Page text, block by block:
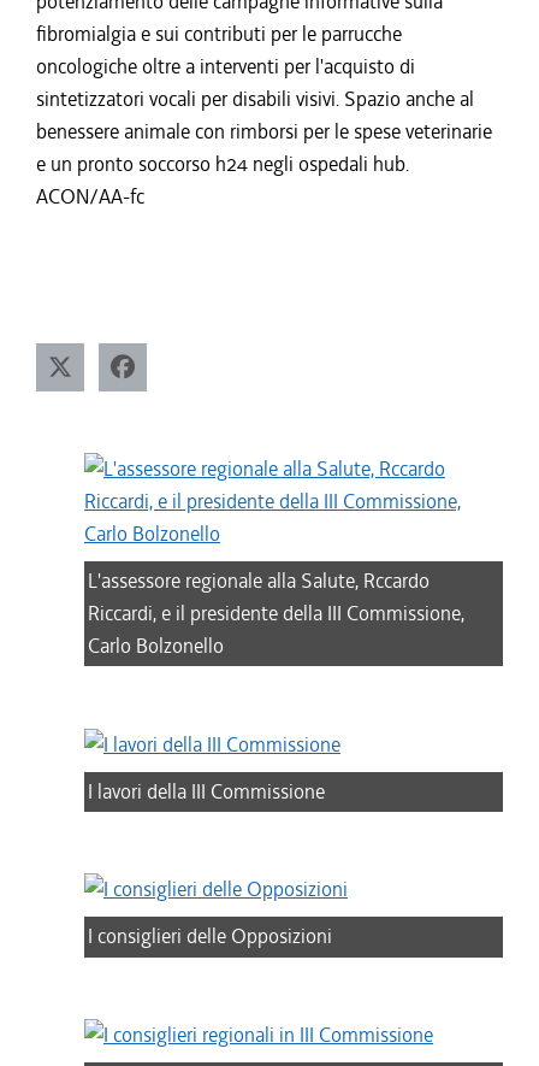
fibromialgia e sui contributi per le parrucche
oncologiche oltre a interventi per l'acquisto di
sintetizzatori vocali per disabili visivi. Spazio anche al
benessere animale con rimborsi per le spese veterinarie
e un pronto soccorso h24 negli ospedali hub.
ACON/AA-fc
L'assessore regionale alla Salute, Rccardo
Riccardi, e il presidente della III Commissione,
Carlo Bolzonello
I lavori della III Commissione
I consiglieri delle Opposizioni